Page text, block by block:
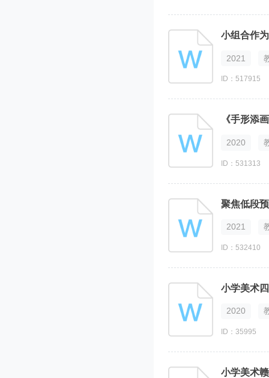
小组合作
2021
ID：517915
《手形添
2020
ID：531313
聚焦低段
2021
ID：532410
小学美术
2020
ID：35995
小学美术